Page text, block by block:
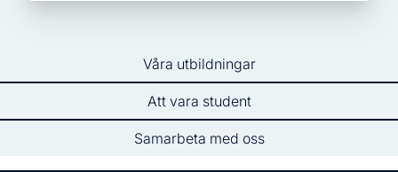
Våra utbildningar
Att vara student
Samarbeta med oss